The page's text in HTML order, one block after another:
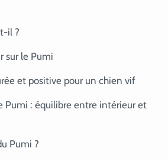
il ?
sur le Pumi
et positive pour un chien vif
Pumi : équilibre entre intérieur et
Pumi ?